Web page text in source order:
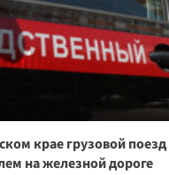
крае грузовой поезд
на железной дороге